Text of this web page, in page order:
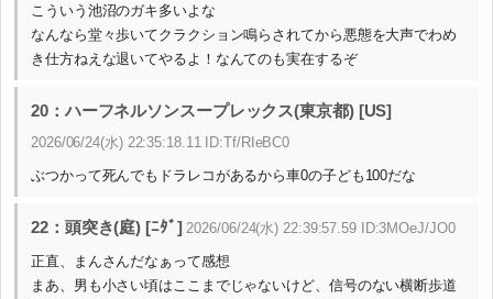
こういう池沼のガキ多いよな
なんなら堂々歩いてクラクション鳴らされてから悪態を大声でわめ
き仕方ねえな退いてやるよ！なんてのも実在するぞ
20：ハーフネルソンスープレックス(東京都) [US]
2026/06/24(水) 22:35:18.11 ID:Tf/RIeBC0
ぶつかって死んでもドラレコがあるから車0の子ども100だな
22：頭突き(庭) [ﾆﾀﾞ] 2026/06/24(水) 22:39:57.59 ID:3MOeJ/JO0
正直、まんさんだなぁって感想
まあ、男も小さい頃はここまでじゃないけど、信号のない横断歩道